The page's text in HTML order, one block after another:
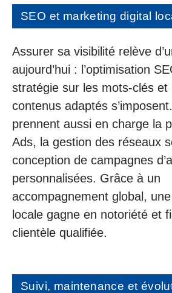
SEO et marketing digital
Assurer sa visibilité relève
aujourd’hui : l’optimisation
stratégie sur les mots-clés et
contenus adaptés
prennent aussi en charge la
Ads, la gestion des réseaux
conception de campagnes
personnalisées. Grâce à un
accompagnement global,
locale gagne en notoriété et
clientèle qualifiée.
Suivi, maintenance et